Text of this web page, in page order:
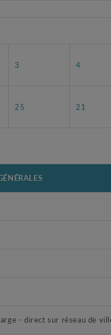
3 4
25 21
- direct sur réseau de